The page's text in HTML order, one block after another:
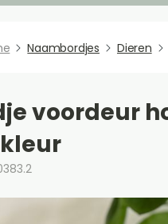
Naambordjes Dieren
voordeur